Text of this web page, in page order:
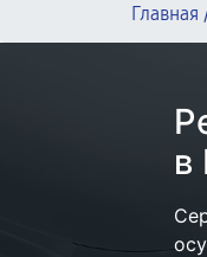
Главная
в